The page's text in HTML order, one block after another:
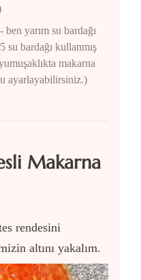
ben yarım su bardağı
su bardağı kullanmış
makarna
ayarlayabilirsiniz.)
Makarna
rendesini
altını yakalım.